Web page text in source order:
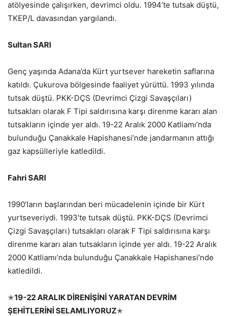
atölyesinde çalışırken, devrimci oldu. 1994’te tutsak düştü,
TKEP/L davasından yargılandı.
Sultan SARI
Genç yaşında Adana’da Kürt yurtsever hareketin saflarına
katıldı. Çukurova bölgesinde faaliyet yürüttü. 1993 yılında
tutsak düştü. PKK-DÇS (Devrimci Çizgi Savaşçıları)
tutsakları olarak F Tipi saldırısına karşı direnme kararı alan
tutsakların içinde yer aldı. 19-22 Aralık 2000 Katliamı’nda
bulunduğu Çanakkale Hapishanesi’nde jandarmanın attığı
gaz kapsülleriyle katledildi.
Fahri SARI
1990’ların başlarından beri mücadelenin içinde bir Kürt
yurtseveriydi. 1993’te tutsak düştü. PKK-DÇS (Devrimci
Çizgi Savaşçıları) tutsakları olarak F Tipi saldırısına karşı
direnme kararı alan tutsakların içinde yer aldı. 19-22 Aralık
2000 Katliamı’nda bulunduğu Çanakkale Hapishanesi’nde
katledildi.
✭19-22 ARALIK DİRENİŞİNİ YARATAN DEVRİM
ŞEHİTLERİNİ SELAMLIYORUZ✭